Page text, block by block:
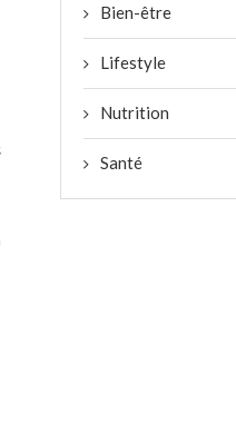
Bien-être
Lifestyle
Nutrition
Santé